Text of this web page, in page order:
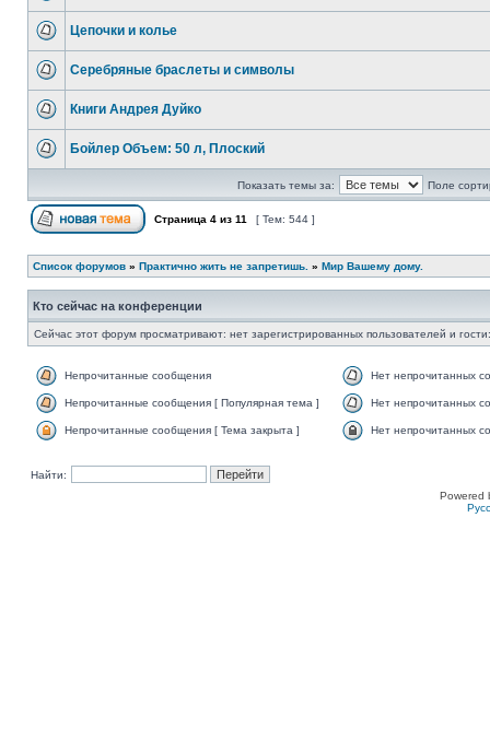
Цепочки и колье
Серебряные браслеты и символы
Книги Андрея Дуйко
Бойлер Объем: 50 л, Плоский
Показать темы за: Поле
Страница 4 из 11 [ Тем: 544 ]
Список форумов » Практично жить не запретишь. » Мир Вашему дому.
Кто сейчас на конференции
Сейчас этот форум просматривают: нет зарегистрированных пользователей и
Непрочитанные сообщения Нет непрочитанных
Непрочитанные сообщения [ Популярная тема ] Нет непрочитанных
Непрочитанные сообщения [ Тема закрыта ] Нет непрочитанных
Найти:
Powered